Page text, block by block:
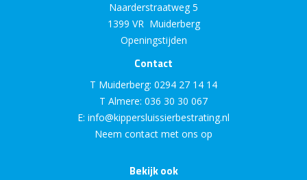
Naarderstraatweg 5
1399 VR Muiderberg
Openingstijden
Contact
T Muiderberg: 0294 27 14 14
T Almere: 036 30 30 067
E: info@kippersluissierbestrating.nl
Neem contact met ons op
Bekijk ook